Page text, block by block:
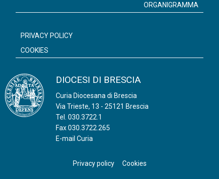
DIOCESI DI BRESCIA
Curia Diocesana di Brescia
Via Trieste, 13 - 25121 Brescia
Tel. 030.3722.1
Fax 030.3722.265
E-mail Curia
ORGANIGRAMMA
PRIVACY POLICY
COOKIES
Privacy policy Cookies